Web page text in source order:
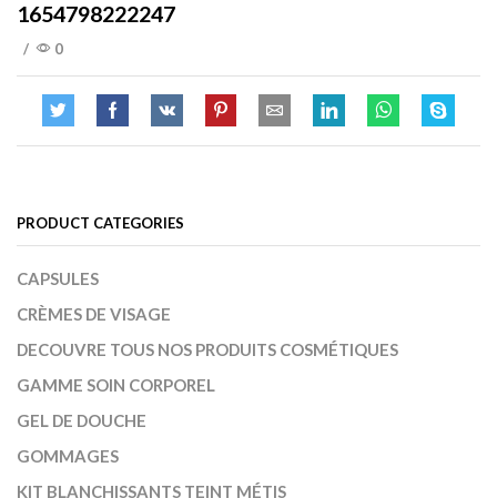
1654798222247
/ 0
PRODUCT CATEGORIES
CAPSULES
CRÈMES DE VISAGE
DECOUVRE TOUS NOS PRODUITS COSMÉTIQUES
GAMME SOIN CORPOREL
GEL DE DOUCHE
GOMMAGES
KIT BLANCHISSANTS TEINT MÉTIS